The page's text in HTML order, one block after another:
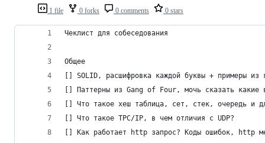
1 file 0 forks 0 comments 0 stars
Чеклист для собеседования
Общее
[] SOLID, расшифровка каждой буквы + примеры из
[] Паттерны из Gang of Four, мочь сказать какие
[] Что такое хеш таблица, сет, стек, очередь и
[] Что такое TPC/IP, в чем отличия с UDP?
[] Как работает http запрос? Коды ошибок, http